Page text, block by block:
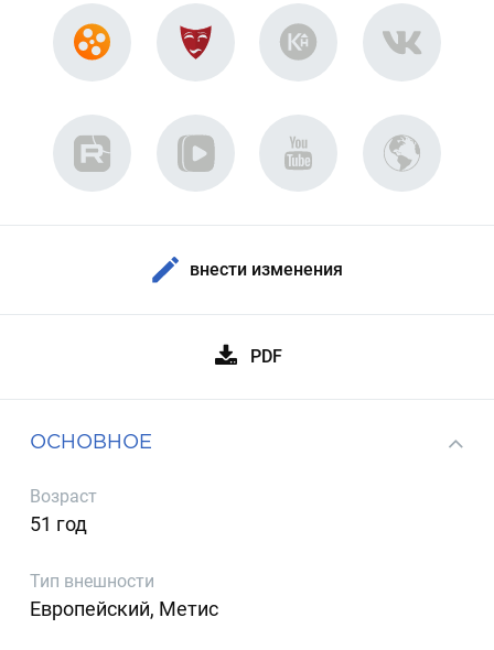
внести изменения
PDF
ОСНОВНОЕ
Возраст
51 год
Тип внешности
Европейский, Метис